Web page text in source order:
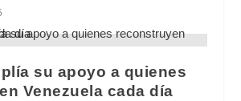
su apoyo a quienes
Venezuela cada día